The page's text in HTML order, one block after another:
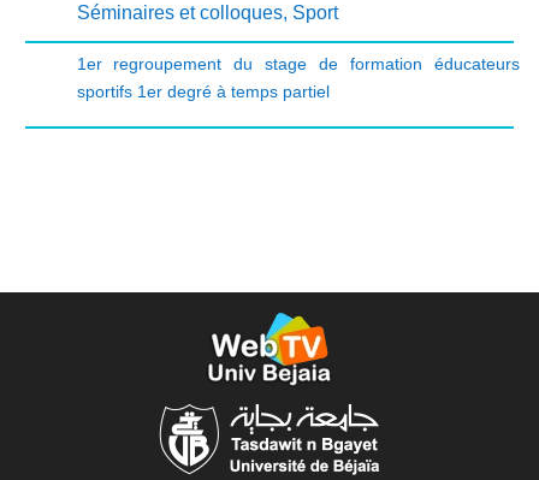
Séminaires et colloques, Sport
1er regroupement du stage de formation éducateurs
sportifs 1er degré à temps partiel